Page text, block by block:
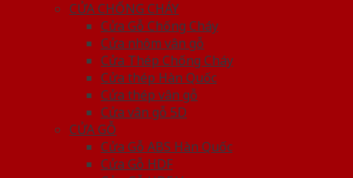
CỬA CHỐNG CHÁY
Cửa Gỗ Chống Cháy
Cửa nhôm vân gỗ
Cửa Thép Chống Cháy
Cửa thép Hàn Quốc
Cửa thép vân gỗ
Cửa vân gỗ 5D
CỬA GỖ
Cửa Gỗ ABS Hàn Quốc
Cửa Gỗ HDF